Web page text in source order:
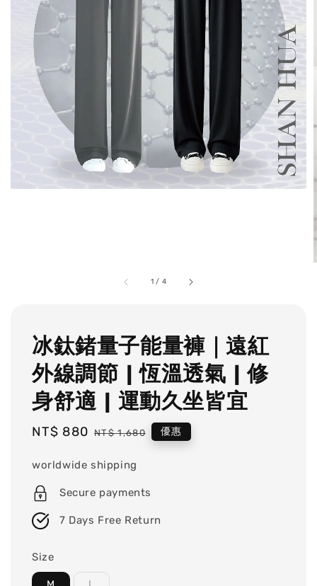
1 / 4
冰鈦鍺量子能量褲｜遠紅
外線調節 | 恆溫透氣 | 修
身舒適 | 運動久坐皆宜
Sale
NT$ 880 Regular
NT$ 1,680 優惠
worldwide shipping
Secure payments
7 Days Free Return
Size